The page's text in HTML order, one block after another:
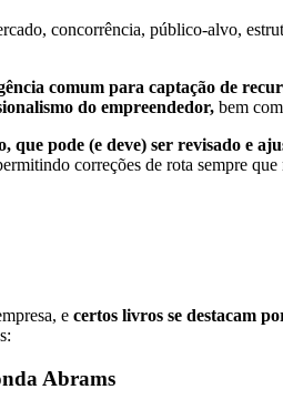
concorrência, público-alvo,
comum para captação de
do empreendedor, bem
pode (e deve) ser revisado e
correções de rota sempre
e certos livros se destacam
Abrams